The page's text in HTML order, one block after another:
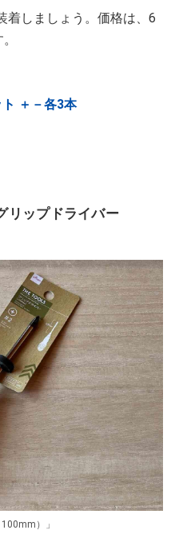
着しましょう。価格は、6
＋－各3本
リップドライバー
）」